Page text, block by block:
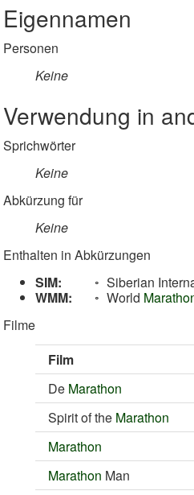
Eigennamen
Personen
Keine
Verwendung in
Sprichwörter
Keine
Abkürzung für
Keine
Enthalten in Abkürzungen
SIM:
Siberian
WMM:
World
Filme
Film
De Marathon
Spirit of the Marathon
Marathon
Marathon Man